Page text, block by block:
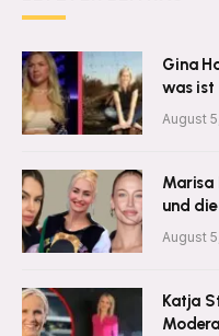
Gina
was ist
August
Marisa
und
August
Katja